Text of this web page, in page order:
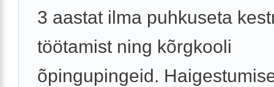
3 aastat ilma puhkuseta
töötamist ning kõrgkooli
õpingupingeid.